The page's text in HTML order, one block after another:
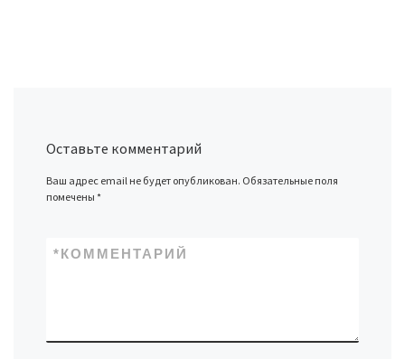
Оставьте комментарий
Ваш адрес email не будет опубликован. Обязательные поля
помечены*
КОММЕНТАРИЙ
*